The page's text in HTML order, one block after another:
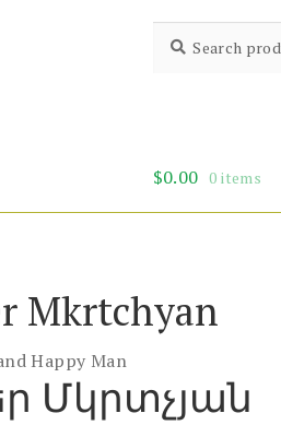
for:
$0.00 0 items
Mkrtchyan
Happy Man
Մկրտչյան